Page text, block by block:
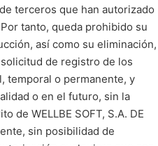
de terceros que han autorizado
tanto, queda prohibido su
así como su eliminación,
de registro de los
temporal o permanente, y
o en el futuro, sin la
de WELLBE SOFT, S.A. DE
sin posibilidad de